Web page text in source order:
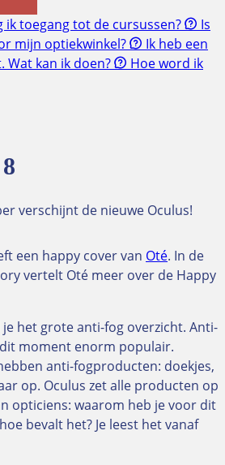
ik toegang tot de cursussen?
Is
mijn optiekwinkel?
Ik heb een
Wat kan ik doen?
Hoe word ik
verschijnt de nieuwe Oculus!
een happy cover van Oté. In de
vertelt Oté meer over de Happy
het grote anti-fog overzicht. Anti-
moment enorm populair.
anti-fogproducten: doekjes,
op. Oculus zet alle producten op
opticiens: waarom heb je voor dit
bevalt het? Je leest het vanaf